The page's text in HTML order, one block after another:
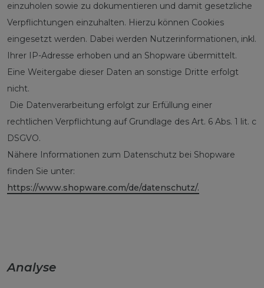
einzuholen sowie zu dokumentieren und damit gesetzliche
Verpflichtungen einzuhalten. Hierzu können Cookies
eingesetzt werden. Dabei werden Nutzerinformationen, inkl.
Ihrer IP-Adresse erhoben und an Shopware übermittelt.
Eine Weitergabe dieser Daten an sonstige Dritte erfolgt
nicht.
Die Datenverarbeitung erfolgt zur Erfüllung einer
rechtlichen Verpflichtung auf Grundlage des Art. 6 Abs. 1 lit. c
DSGVO.
Nähere Informationen zum Datenschutz bei Shopware
finden Sie unter:
https://www.shopware.com/de/datenschutz/.
Analyse